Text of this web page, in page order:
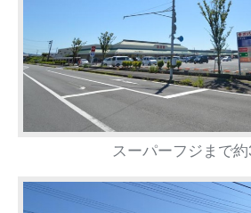
スーパーフジまで約